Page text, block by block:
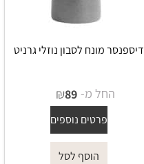
דיספנסר מונח לסבון נוזלי גרניט
החל מ- ₪89
פרטים נוספים
הוסף לסל